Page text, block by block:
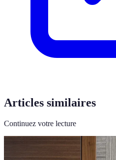
Articles similaires
Continuez votre lecture